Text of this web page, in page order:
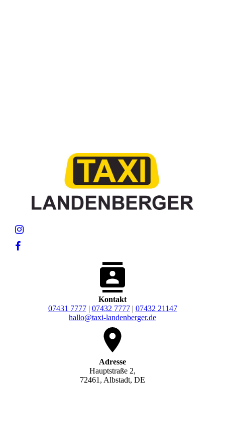
Kontakt
07431 7777| 07432 7777| 07432 21147
hallo@taxi-landenberger.de
Adresse
Hauptstraße 2,
72461, Albstadt, DE